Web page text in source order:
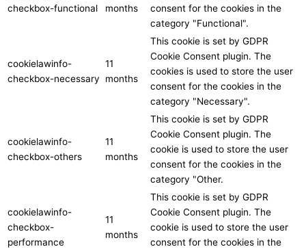
checkbox-functional
months
consent for the cookies in the
category "Functional".
cookielawinfo-
checkbox-necessary
11
months
This cookie is set by GDPR
Cookie Consent plugin. The
cookies is used to store the user
consent for the cookies in the
category "Necessary".
cookielawinfo-
checkbox-others
11
months
This cookie is set by GDPR
Cookie Consent plugin. The
cookie is used to store the user
consent for the cookies in the
category "Other.
cookielawinfo-
checkbox-
performance
11
months
This cookie is set by GDPR
Cookie Consent plugin. The
cookie is used to store the user
consent for the cookies in the